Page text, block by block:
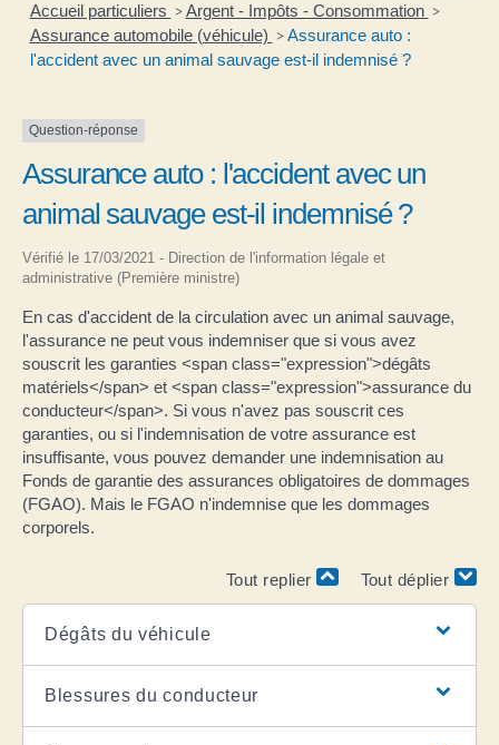
Accueil particuliers > Argent - Impôts - Consommation >
Assurance automobile (véhicule) > Assurance auto :
l'accident avec un animal sauvage est-il indemnisé ?
Question-réponse
Assurance auto : l'accident avec un
animal sauvage est-il indemnisé ?
Vérifié le 17/03/2021 - Direction de l'information légale et
administrative (Première ministre)
En cas d'accident de la circulation avec un animal sauvage,
l'assurance ne peut vous indemniser que si vous avez
souscrit les garanties <span class="expression">dégâts
matériels</span> et <span class="expression">assurance du
conducteur</span>. Si vous n'avez pas souscrit ces
garanties, ou si l'indemnisation de votre assurance est
insuffisante, vous pouvez demander une indemnisation au
Fonds de garantie des assurances obligatoires de dommages
(FGAO). Mais le FGAO n'indemnise que les dommages
corporels.
Tout replier Tout déplier
Dégâts du véhicule
Blessures du conducteur